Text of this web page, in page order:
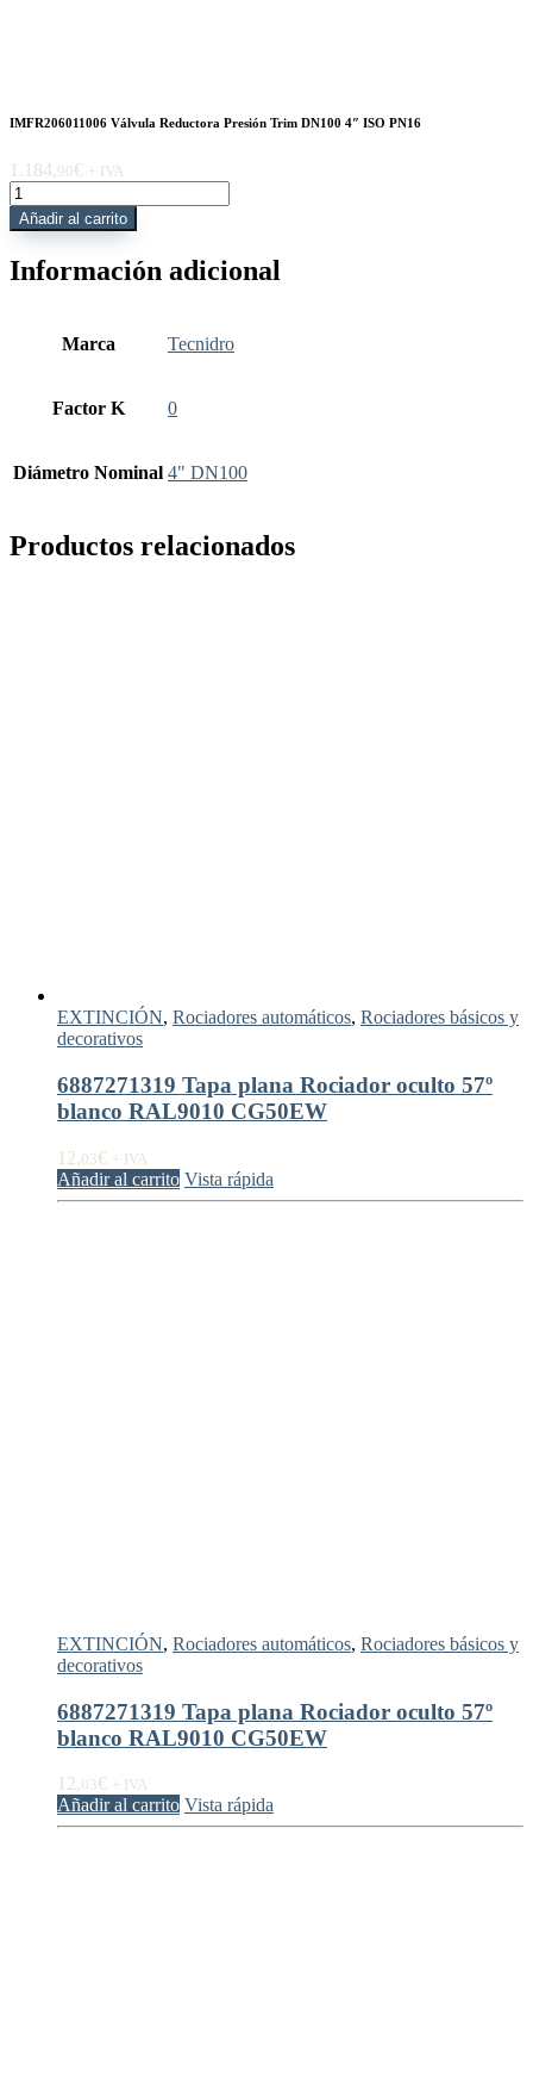
IMFR206011006 Válvula Reductora Presión Trim DN100 4″ ISO PN16
1.184,90€ + IVA
IMFR206011006
Válvula
Reductora
Trim
Añadir al carrito
Información adicional
Marca Tecnidro
Factor K 0
Diámetro Nominal 4" DN100
Productos relacionados
EXTINCIÓN, Rociadores automáticos, Rociadores básicos y
decorativos
6887271319 Tapa plana Rociador oculto 57º
blanco RAL9010 CG50EW
12,03€ + IVA
Añadir al carrito Vista rápida
EXTINCIÓN, Rociadores automáticos, Rociadores básicos y
decorativos
6887271319 Tapa plana Rociador oculto 57º
blanco RAL9010 CG50EW
12,03€ + IVA
Añadir al carrito Vista rápida